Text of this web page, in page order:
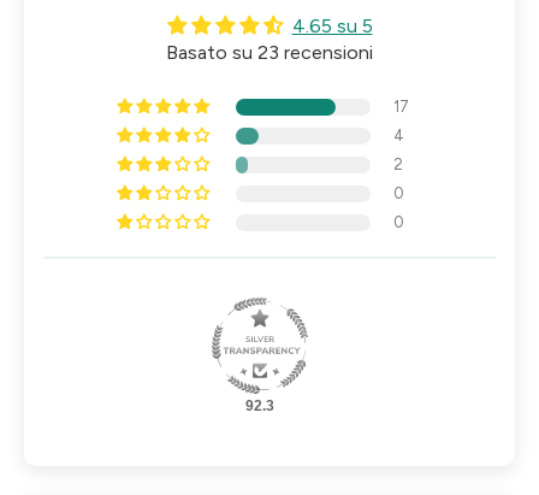
4.65 su 5
Basato su 23 recensioni
17
4
2
0
0
92.3